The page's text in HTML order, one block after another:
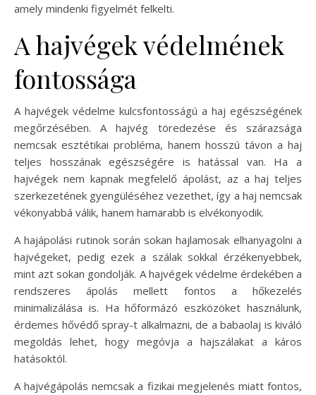
amely mindenki figyelmét felkelti.
A hajvégek védelmének
fontossága
A hajvégek védelme kulcsfontosságú a haj egészségének
megőrzésében. A hajvég töredezése és szárazsága
nemcsak esztétikai probléma, hanem hosszú távon a haj
teljes hosszának egészségére is hatással van. Ha a
hajvégek nem kapnak megfelelő ápolást, az a haj teljes
szerkezetének gyengüléséhez vezethet, így a haj nemcsak
vékonyabbá válik, hanem hamarabb is elvékonyodik.
A hajápolási rutinok során sokan hajlamosak elhanyagolni a
hajvégeket, pedig ezek a szálak sokkal érzékenyebbek,
mint azt sokan gondolják. A hajvégek védelme érdekében a
rendszeres ápolás mellett fontos a hőkezelés
minimalizálása is. Ha hőformázó eszközöket használunk,
érdemes hővédő spray-t alkalmazni, de a babaolaj is kiváló
megoldás lehet, hogy megóvja a hajszálakat a káros
hatásoktól.
A hajvégápolás nemcsak a fizikai megjelenés miatt fontos,